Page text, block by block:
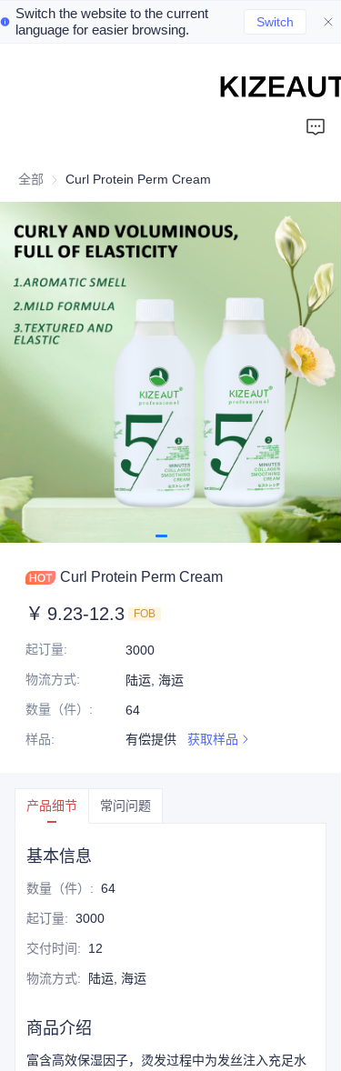
Switch the website to the current
language for easier browsing.
Switch
全部 Curl Protein Perm Cream
Curl Protein Perm Cream
￥ 9.23-12.3 FOB
起订量:
3000
物流方式:
陆运, 海运
数量（件） :
64
样品: 有偿提供 获取样品
产品细节 常问问题
基本信息
数量（件） : 64
起订量: 3000
交付时间: 12
物流方式: 陆运, 海运
商品介绍
富含高效保湿因子，烫发过程中为发丝注入充足水
hair mud
Perm cream